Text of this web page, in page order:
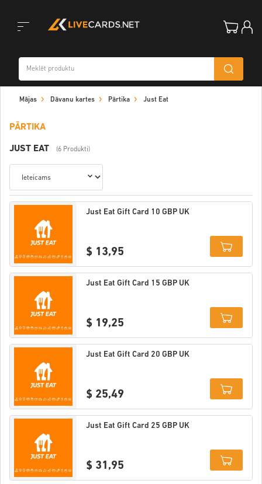
Mājas Dāvanu kartes Pārtika Just Eat
PĀRTIKA
JUST EAT (6 Produkti)
Just Eat Gift Card 10 GBP UK
$ 13,95
Details
Just Eat Gift Card 15 GBP UK
$ 19,25
Details
Just Eat Gift Card 20 GBP UK
$ 25,49
Details
Just Eat Gift Card 25 GBP UK
$ 31,95